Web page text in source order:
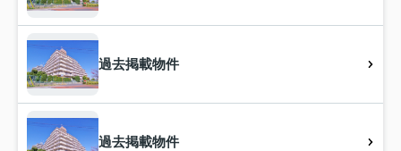
過去掲載物件
過去掲載物件